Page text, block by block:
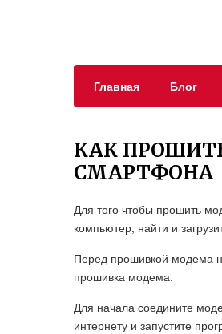
Главная Блог
КАК
СМАРТФОНА
Для того чтобы прошить
компьютер, найти и
Перед прошивкой модема
прошивка модема.
Для начала соедините
интернету и запустите